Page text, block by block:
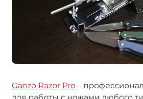
Ganzo Razor Pro –